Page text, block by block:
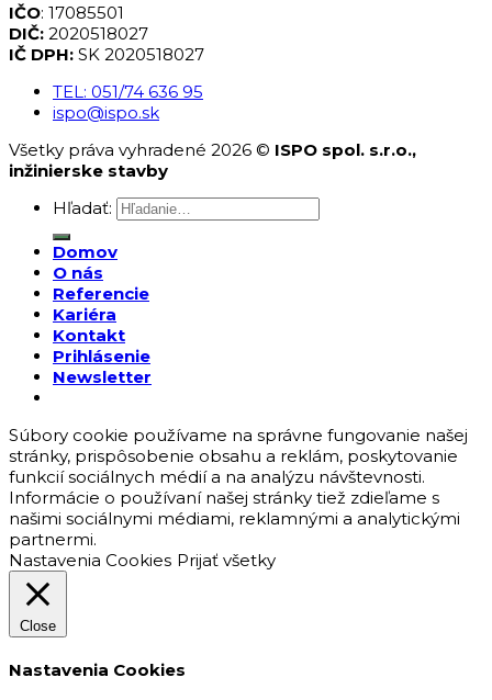
IČO: 17085501
DIČ: 2020518027
IČ DPH: SK 2020518027
TEL: 051/74 636 95
ispo@ispo.sk
Všetky práva vyhradené 2026 © ISPO spol. s.r.o.,
inžinierske stavby
Hľadať:
Domov
O nás
Referencie
Kariéra
Kontakt
Prihlásenie
Newsletter
Súbory cookie používame na správne fungovanie našej
stránky, prispôsobenie obsahu a reklám, poskytovanie
funkcií sociálnych médií a na analýzu návštevnosti.
Informácie o používaní našej stránky tiež zdieľame s
našimi sociálnymi médiami, reklamnými a analytickými
partnermi.
Nastavenia Cookies Prijať všetky
Close
Nastavenia Cookies